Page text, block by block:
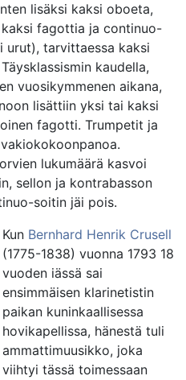
lisäksi kaksi oboeta,
fagottia ja continuo-
urut), tarvittaessa kaksi
kaudella,
vuosikymmenen aikana,
lisättiin yksi tai kaksi
fagotti. Trumpetit ja
lukumäärä kasvoi
sellon ja kontrabasson
soitin jäi pois.
Kun Bernhard Henrik Crusell
(1775-1838) vuonna 1793 18
vuoden iässä sai
ensimmäisen klarinetistin
paikan kuninkaallisessa
hovikapellissa, hänestä tuli
ammattimuusikko, joka
viihtyi tässä toimessaan